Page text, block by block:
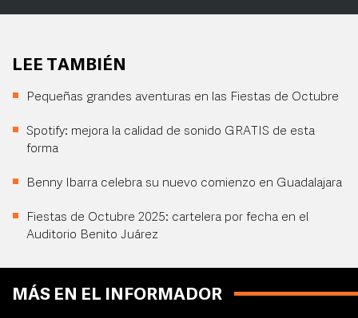
LEE TAMBIÉN
Pequeñas grandes aventuras en las Fiestas de Octubre
Spotify: mejora la calidad de sonido GRATIS de esta
forma
Benny Ibarra celebra su nuevo comienzo en Guadalajara
Fiestas de Octubre 2025: cartelera por fecha en el
Auditorio Benito Juárez
MÁS EN EL INFORMADOR